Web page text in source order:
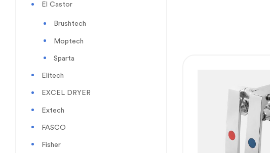
El Castor
Brushtech
Moptech
Sparta
Elitech
EXCEL DRYER
Extech
FASCO
Fisher